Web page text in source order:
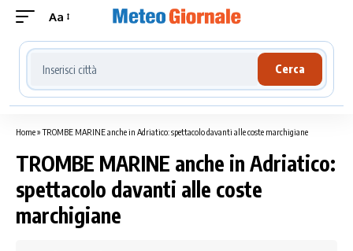
Aa
Cerca località meteo
Cerca
Home»TROMBE MARINE anche in Adriatico: spettacolo davanti alle coste marchigiane
TROMBE MARINE anche in Adriatico:
spettacolo davanti alle coste
marchigiane